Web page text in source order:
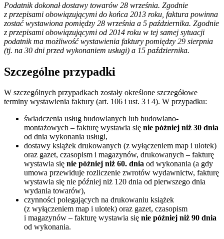
Podatnik dokonał dostawy towarów 28 września. Zgodnie
z przepisami obowiązującymi do końca 2013 roku, faktura powinna
zostać wystawiona pomiędzy 28 września a 5 października. Zgodnie
z przepisami obowiązującymi od 2014 roku w tej samej sytuacji
podatnik ma możliwość wystawienia faktury pomiędzy 29 sierpnia
(tj. na 30 dni przed wykonaniem usługi) a 15 października.
Szczególne przypadki
W szczególnych przypadkach zostały określone szczegółowe
terminy wystawienia faktury (art. 106 i ust. 3 i 4). W przypadku:
świadczenia usług budowlanych lub budowlano-
montażowych – fakturę wystawia się nie później niż 30 dnia
od dnia wykonania usługi,
dostawy książek drukowanych (z wyłączeniem map i ulotek)
oraz gazet, czasopism i magazynów, drukowanych – fakturę
wystawia się nie później niż 60. dnia od wykonania (a gdy
umowa przewiduje rozliczenie zwrotów wydawnictw, fakturę
wystawia się nie później niż 120 dnia od pierwszego dnia
wydania towarów),
czynności polegających na drukowaniu książek
(z wyłączeniem map i ulotek) oraz gazet, czasopism
i magazynów – fakturę wystawia się nie później niż 90 dnia
od wykonania.